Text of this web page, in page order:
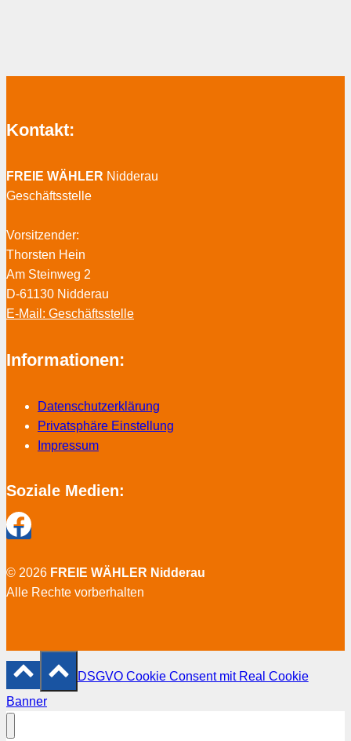
Kontakt:
FREIE WÄHLER Nidderau
Geschäftsstelle
Vorsitzender:
Thorsten Hein
Am Steinweg 2
D-61130 Nidderau
E-Mail: Geschäftsstelle
Informationen:
Datenschutzerklärung
Privatsphäre Einstellung
Impressum
Soziale Medien:
© 2026 FREIE WÄHLER Nidderau
Alle Rechte vorberhalten
DSGVO Cookie Consent mit Real Cookie
Banner